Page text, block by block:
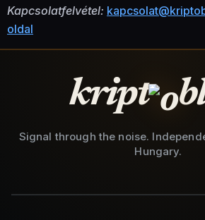
Kapcsolatfelvétel:
oldal
kript
Signal through the noise.
Hungary.